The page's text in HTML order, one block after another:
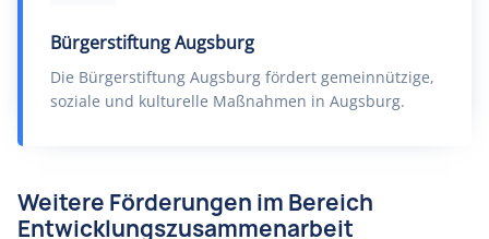
Bürgerstiftung Augsburg
Die Bürgerstiftung Augsburg fördert gemeinnützige,
soziale und kulturelle Maßnahmen in Augsburg.
Weitere Förderungen im Bereich
Entwicklungszusammenarbeit